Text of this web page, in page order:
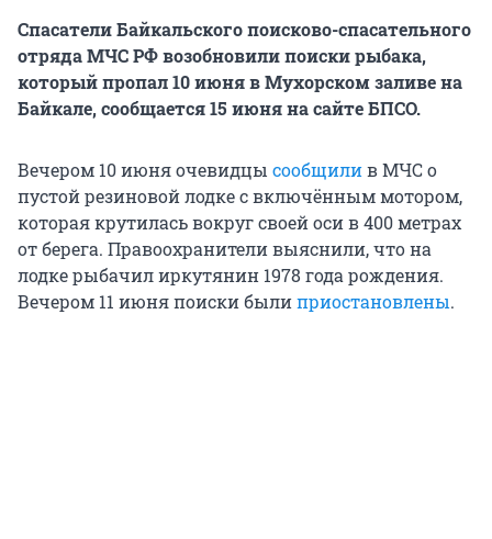
Спасатели Байкальского поисково-спасательного
отряда МЧС РФ возобновили поиски рыбака,
который пропал 10 июня в Мухорском заливе на
Байкале, сообщается 15 июня на сайте БПСО.
Вечером 10 июня очевидцы сообщилив МЧС о
пустой резиновой лодке с включённым мотором,
которая крутилась вокруг своей оси в 400 метрах
от берега. Правоохранители выяснили, что на
лодке рыбачил иркутянин 1978 года рождения.
Вечером 11 июня поиски былиприостановлены.